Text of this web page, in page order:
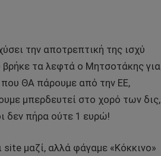
την αποτρεπτική της ισχύ
βρήκε τα λεφτά ο Μητσοτάκης για
που ΘΑ πάρουμε από την ΕΕ,
μπερδευτεί στο χορό των δις,
δεν πήρα ούτε 1 ευρώ!
μαζί, αλλά φάγαμε «Κόκκινο»